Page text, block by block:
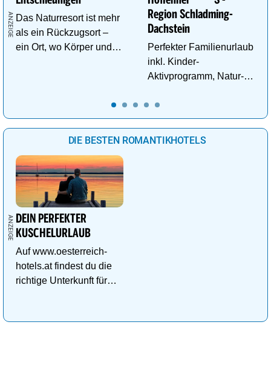
Das Naturresort ist mehr
als ein Rückzugsort –
ein Ort, wo Körper und
Region Schladming-
Dachstein
Perfekter Familienurlaub
inkl. Kinder-
Aktivprogramm, Natur-
& Greet, Familien-Spa
uvm.
DIE BESTEN ROMANTIKHOTELS
DEIN PERFEKTER
KUSCHELURLAUB
Auf www.oesterreich-
hotels.at findest du die
richtige Unterkunft für